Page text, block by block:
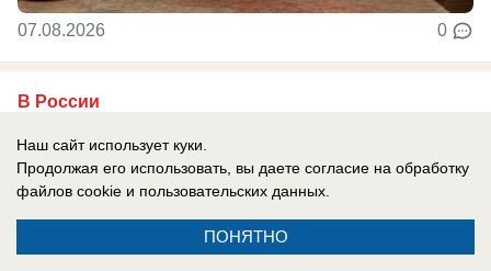
07.08.2026 0
В России
участница «ДОМа-2» вновь попала под
арест после голой прогулки
На свободе она пробыла всего 10 секунд
Наш сайт использует куки.
Продолжая его использовать, вы даете согласие на обработку
файлов cookie и пользовательских данных.
ПОНЯТНО